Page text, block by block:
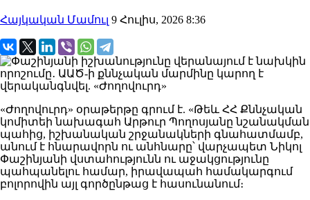
Հայկական Մամուլ 9 Հուլիս, 2026 8:36
«Ժողովուրդ» օրաթերթը գրում է. «Թեև ՀՀ Քննչական
կոմիտեի նախագահ Արթուր Պողոսյանը նշանակման
պահից, իշխանական շրջանակների գնահատմամբ,
անում է հնարավորն ու անհնարը՝ վարչապետ Նիկոլ
Փաշինյանի վստահությունն ու աջակցությունը
պահպանելու համար, իրավապահ համակարգում
բոլորովին այլ գործընթաց է հասունանում։